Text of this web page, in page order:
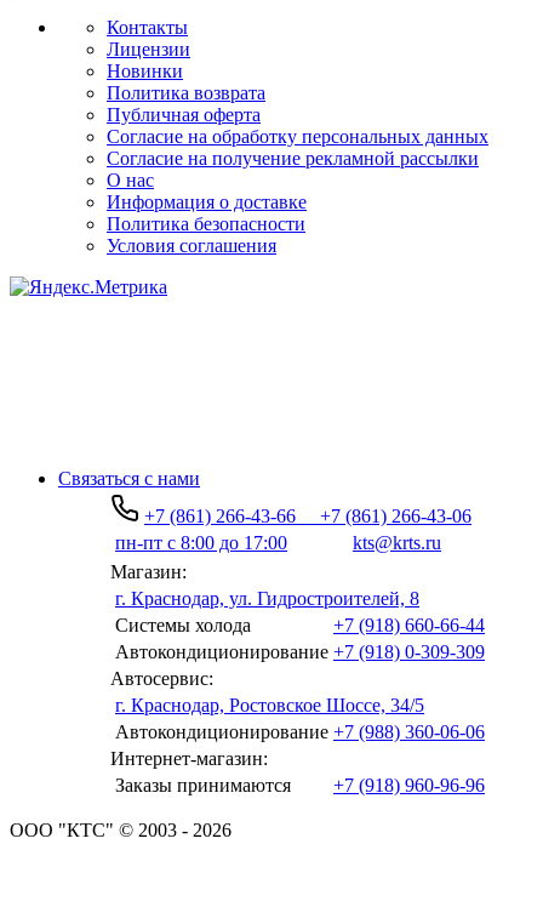
Контакты
Лицензии
Новинки
Политика возврата
Публичная оферта
Согласие на обработку персональных данных
Согласие на получение рекламной рассылки
О нас
Информация о доставке
Политика безопасности
Условия соглашения
Связаться с нами
+7 (861) 266-43-66
+7 (861) 266-43-06
пн-пт с 8:00 до 17:00
kts@krts.ru
Магазин:
г. Краснодар, ул. Гидростроителей, 8
Системы холода
+7 (918) 660-66-44
Автокондиционирование +7 (918) 0-309-309
Автосервис:
г. Краснодар, Ростовское Шоссе, 34/5
Автокондиционирование +7 (988) 360-06-06
Интернет-магазин:
Заказы принимаются
+7 (918) 960-96-96
ООО "КТС" © 2003 - 2026